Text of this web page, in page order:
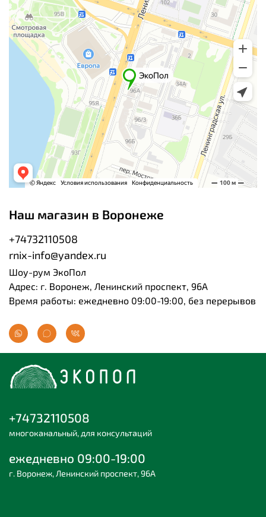
Наш магазин в Воронеже
+74732110508
rnix-info@yandex.ru
Шоу-рум ЭкоПол
Адрес: г. Воронеж, Ленинский проспект, 96А
Время работы: ежедневно 09:00-19:00, без перерывов
+74732110508
многоканальный, для консультаций
ежедневно 09:00-19:00
г. Воронеж, Ленинский проспект, 96А